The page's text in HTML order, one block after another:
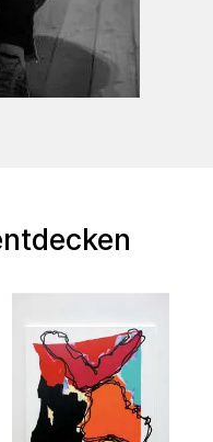
Bremen,
(group),
Bremen,